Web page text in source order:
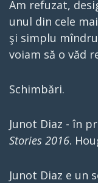
Am refuzat,
unul din cele
şi simplu
voiam să o văd
Schimbări.
Junot Diaz - în
Stories 2016.
Junot Diaz e un